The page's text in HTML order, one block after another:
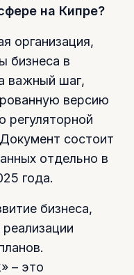
на Кипре?
организация,
бизнеса в
важный шаг,
версию
регуляторной
состоит
отдельно в
года.
бизнеса,
– это